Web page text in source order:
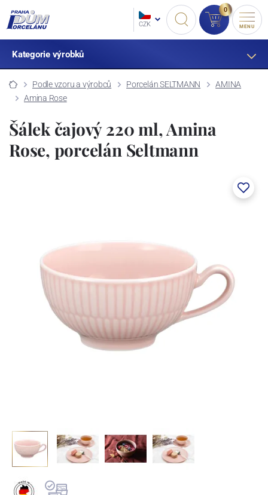
CZK
0
MENU
Kategorie výrobků
Podle vzoru a výrobců Porcelán SELTMANN
AMINA
Amina Rose
Šálek čajový 220 ml, Amina
Rose, porcelán Seltmann